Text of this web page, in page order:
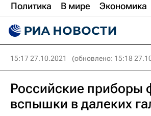
Политика В мире Экономика
15:17 27.10.2021 (обновлено: 15:18
Российские приборы
вспышки в далеких